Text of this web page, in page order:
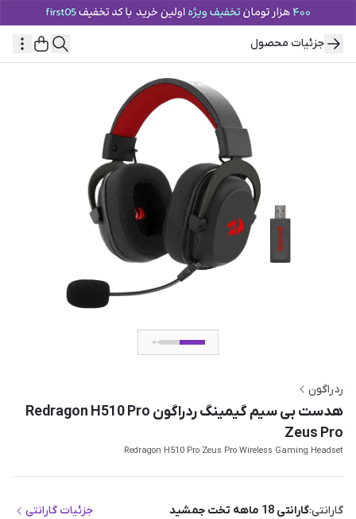
جزئیات محصول
ردراگون
هدست بی سیم گیمینگ ردراگون Redragon H510 Pro
Zeus Pro
Redragon H510 Pro Zeus Pro Wireless Gaming Headset
گارانتی:گارانتی 18 ماهه تخت جمشید جزئیات گارانتی